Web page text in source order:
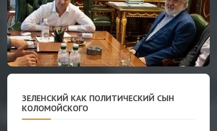
ЗЕЛЕНСКИЙ КАК ПОЛИТИЧЕСКИЙ СЫН
КОЛОМОЙСКОГО